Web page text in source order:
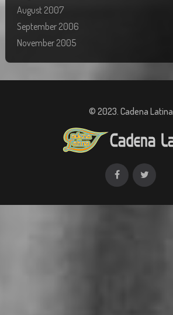
August 2007
September 2006
November 2005
© 2023. Cadena Latina